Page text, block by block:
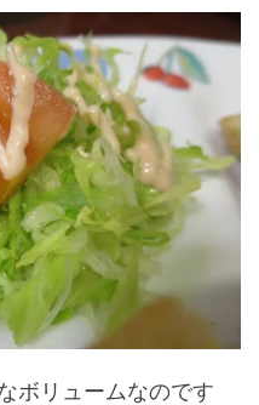
ボリュームなのです